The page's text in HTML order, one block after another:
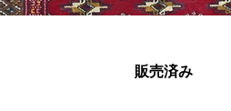
販売済み